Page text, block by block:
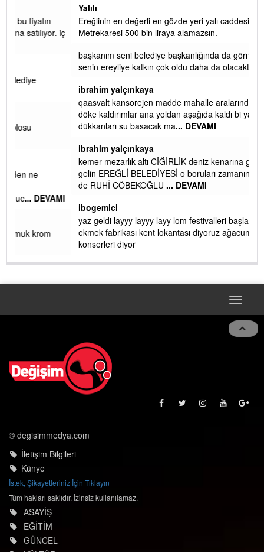
Yalılı
Ereğlinin en değerli en gözde yeri yalı caddesi ve çevresidir.
başkanım seni belediye başkanlığında da görmek isteriz
senin ereyliye katkın çok oldu daha da olacaktır
ibrahim yalçınkaya
qaasvalt kansorejen madde mahalle aralarında asvalt döke
döke kaldırımlar ana yoldan aşağıda kaldı bi yağmurda
ibrahim yalçınkaya
kemer mezarlık altı CİĞİRLİK deniz kenarına giden yola
gelin EREĞLİ BELEDİYESİ o boruları zamanında tüm ereğli
de RUHİ CÖBEKOĞLU
yaz geldi layyy layyy layy lom festivalleri başladı biz halk
ekmek fabrikası kent lokantası diyoruz ağacum yaz
konserleri diyor
Toggle
© degisimmedya.com
İletişim Bilgileri
Künye
İstek, Şikayetleriniz İçin Tıklayın
Tüm hakları saklıdır. İzinsiz kullanılamaz.
ASAYİŞ
EĞİTİM